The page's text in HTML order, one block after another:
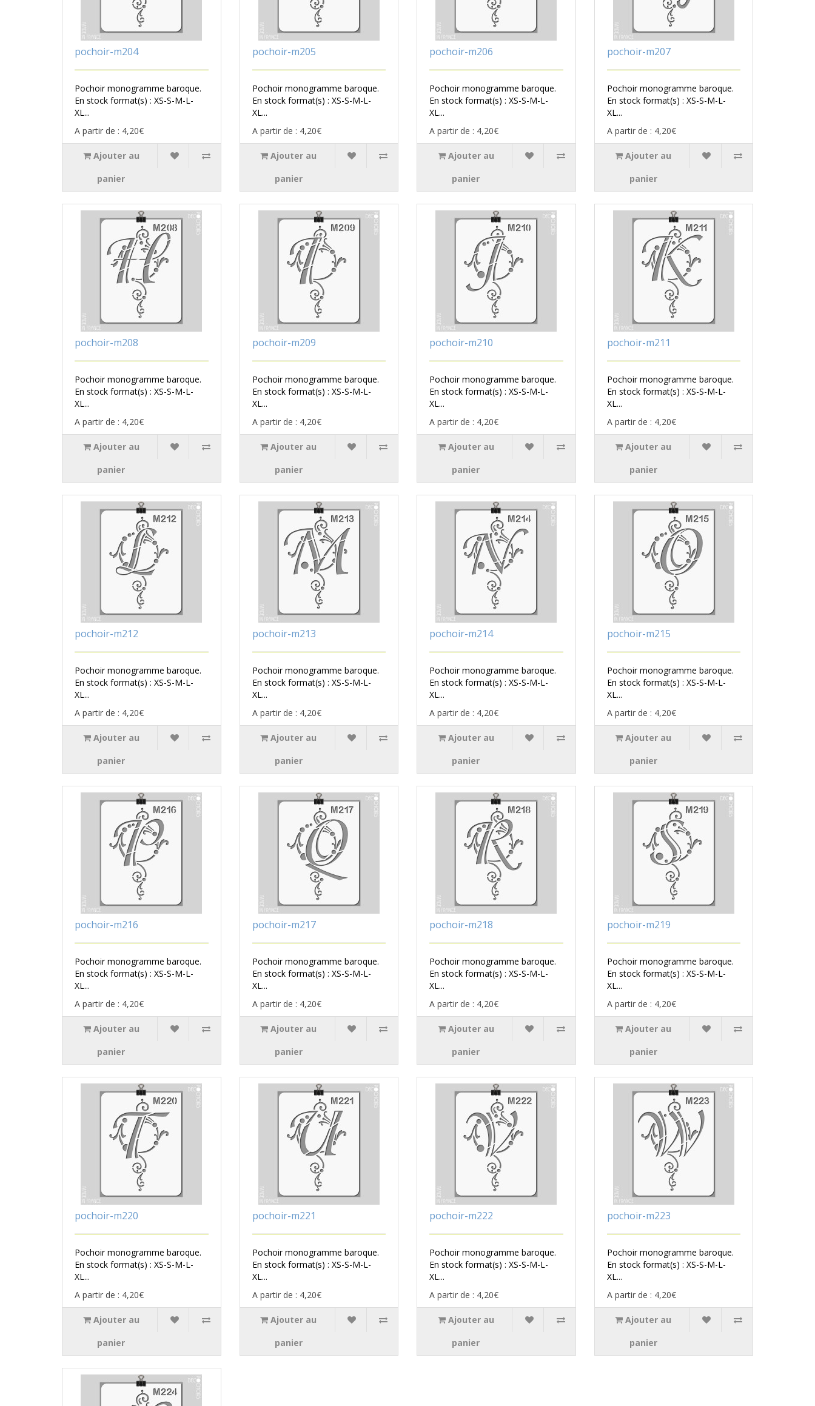
pochoir-m204
Pochoir monogramme baroque.
En stock format(s) : XS-S-M-L-
XL...
A partir de : 4,20€
Ajouter au
panier
pochoir-m205
Pochoir monogramme baroque.
En stock format(s) : XS-S-M-L-
XL...
A partir de : 4,20€
Ajouter au
panier
pochoir-m206
Pochoir monogramme baroque.
En stock format(s) : XS-S-M-L-
XL...
A partir de : 4,20€
Ajouter au
panier
pochoir-m207
Pochoir monogramme baroque.
En stock format(s) : XS-S-M-L-
XL...
A partir de : 4,20€
Ajouter au
panier
pochoir-m208
Pochoir monogramme baroque.
En stock format(s) : XS-S-M-L-
XL...
A partir de : 4,20€
Ajouter au
panier
pochoir-m209
Pochoir monogramme baroque.
En stock format(s) : XS-S-M-L-
XL...
A partir de : 4,20€
Ajouter au
panier
pochoir-m210
Pochoir monogramme baroque.
En stock format(s) : XS-S-M-L-
XL...
A partir de : 4,20€
Ajouter au
panier
pochoir-m211
Pochoir monogramme baroque.
En stock format(s) : XS-S-M-L-
XL...
A partir de : 4,20€
Ajouter au
panier
pochoir-m212
Pochoir monogramme baroque.
En stock format(s) : XS-S-M-L-
XL...
A partir de : 4,20€
Ajouter au
panier
pochoir-m213
Pochoir monogramme baroque.
En stock format(s) : XS-S-M-L-
XL...
A partir de : 4,20€
Ajouter au
panier
pochoir-m214
Pochoir monogramme baroque.
En stock format(s) : XS-S-M-L-
XL...
A partir de : 4,20€
Ajouter au
panier
pochoir-m215
Pochoir monogramme baroque.
En stock format(s) : XS-S-M-L-
XL...
A partir de : 4,20€
Ajouter au
panier
pochoir-m216
Pochoir monogramme baroque.
En stock format(s) : XS-S-M-L-
XL...
A partir de : 4,20€
Ajouter au
panier
pochoir-m217
Pochoir monogramme baroque.
En stock format(s) : XS-S-M-L-
XL...
A partir de : 4,20€
Ajouter au
panier
pochoir-m218
Pochoir monogramme baroque.
En stock format(s) : XS-S-M-L-
XL...
A partir de : 4,20€
Ajouter au
panier
pochoir-m219
Pochoir monogramme baroque.
En stock format(s) : XS-S-M-L-
XL...
A partir de : 4,20€
Ajouter au
panier
pochoir-m220
Pochoir monogramme baroque.
En stock format(s) : XS-S-M-L-
XL...
A partir de : 4,20€
Ajouter au
panier
pochoir-m221
Pochoir monogramme baroque.
En stock format(s) : XS-S-M-L-
XL...
A partir de : 4,20€
Ajouter au
panier
pochoir-m222
Pochoir monogramme baroque.
En stock format(s) : XS-S-M-L-
XL...
A partir de : 4,20€
Ajouter au
panier
pochoir-m223
Pochoir monogramme baroque.
En stock format(s) : XS-S-M-L-
XL...
A partir de : 4,20€
Ajouter au
panier